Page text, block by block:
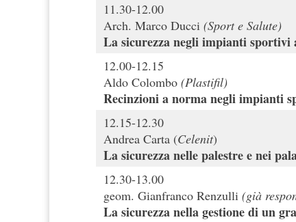
11.30-12.00
Arch. Marco Ducci (Sport e Salute)
La sicurezza negli impianti sportivi
12.00-12.15
Aldo Colombo (Plastifil)
Recinzioni a norma negli impianti
12.15-12.30
Andrea Carta (Celenit)
La sicurezza nelle palestre e nei
12.30-13.00
geom. Gianfranco Renzulli (già
La sicurezza nella gestione di un